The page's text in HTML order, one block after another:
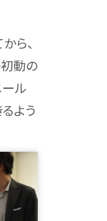
ら、
動の
ル
よう